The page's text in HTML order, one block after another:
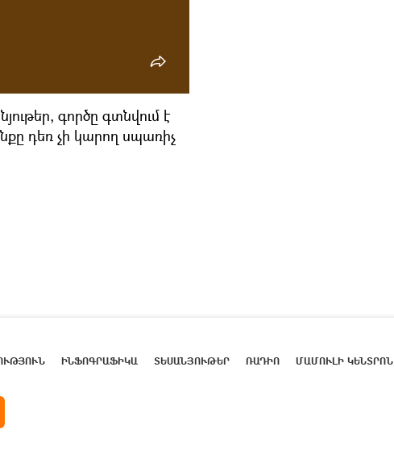
գործը գտնվում է
դեռ չի կարող սպառիչ
ԻՆՖՈԳՐԱՖԻԿԱ ՏԵՍԱՆՅՈՒԹԵՐ ՌԱԴԻՈ ՄԱՄՈՒԼԻ ԿԵՆՏՐՈՆ